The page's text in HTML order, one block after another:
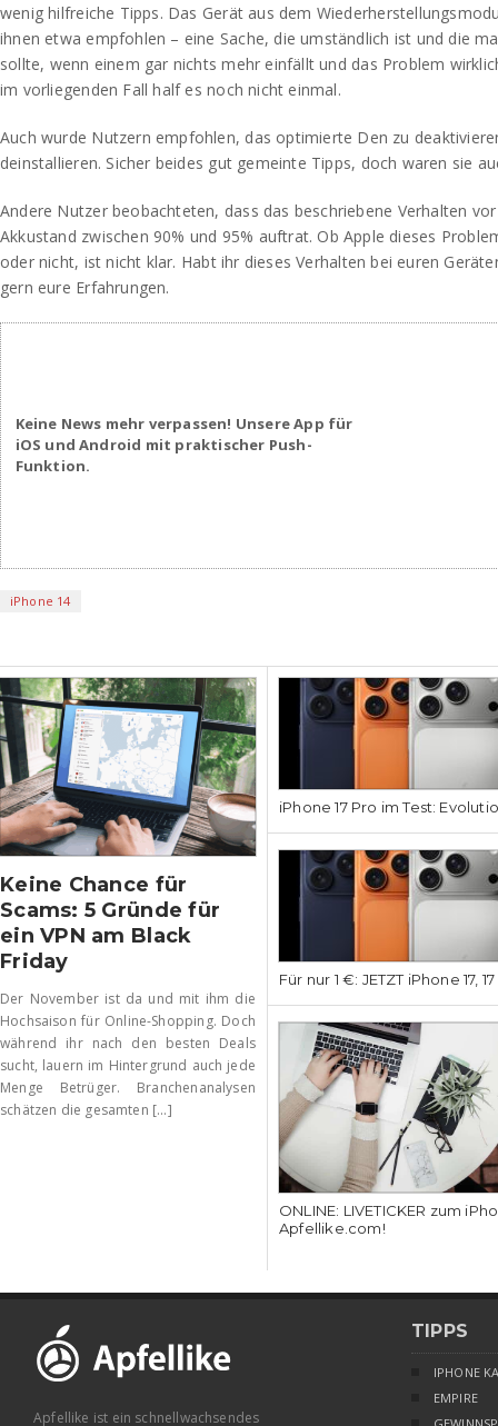
wenig hilfreiche Tipps. Das Gerät aus dem
ihnen etwa empfohlen – eine Sache, die umständlich ist und die
sollte, wenn einem gar nichts mehr einfällt und das Problem
im vorliegenden Fall half es noch nicht einmal.
Auch wurde Nutzern empfohlen, das optimierte Den zu
deinstallieren. Sicher beides gut gemeinte Tipps, doch waren sie
Andere Nutzer beobachteten, dass das beschriebene Verhalten
Akkustand zwischen 90% und 95% auftrat. Ob Apple dieses
oder nicht, ist nicht klar. Habt ihr dieses Verhalten bei euren
gern eure Erfahrungen.
Keine News mehr verpassen! Unsere App für
iOS und Android mit praktischer Push-
Funktion.
iPhone 14
Keine Chance für
Scams: 5 Gründe für
ein VPN am Black
Friday
Der November ist da und mit ihm die
Hochsaison für Online-Shopping. Doch
während ihr nach den besten Deals
sucht, lauern im Hintergrund auch jede
Menge Betrüger. Branchenanalysen
schätzen die gesamten [...]
iPhone 17 Pro im Test:
Für nur 1 €: JETZT iPhone 17,
ONLINE: LIVETICKER zum
Apfellike.com!
Apfellike ist ein schnellwachsendes
TIPPS
IPHONE
EMPIRE